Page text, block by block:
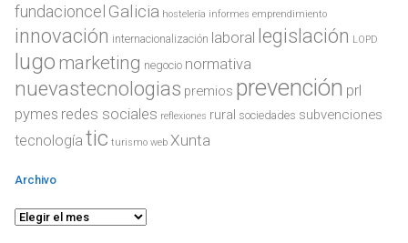
fundacioncel Galicia hostelería informes emprendimiento
innovación internacionalización laboral legislación LOPD
lugo marketing negocio normativa
nuevastecnologias premios prevención prl
pymes redes sociales reflexiones rural sociedades subvenciones
tecnología tic turismo web Xunta
Archivo
Archivo